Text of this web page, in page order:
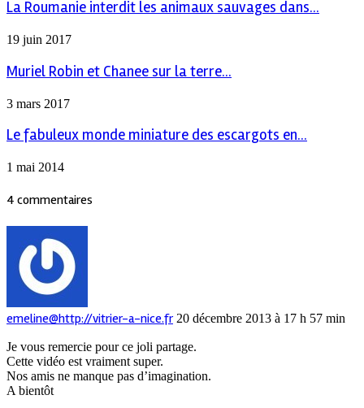
La Roumanie interdit les animaux sauvages dans...
19 juin 2017
Muriel Robin et Chanee sur la terre...
3 mars 2017
Le fabuleux monde miniature des escargots en...
1 mai 2014
4 commentaires
emeline@http://vitrier-a-nice.fr 20 décembre 2013 à 17 h 57 min
Je vous remercie pour ce joli partage.
Cette vidéo est vraiment super.
Nos amis ne manque pas d’imagination.
A bientôt